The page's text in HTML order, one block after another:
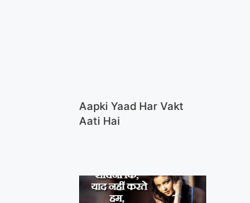
Aapki Yaad Har Vakt
Aati Hai